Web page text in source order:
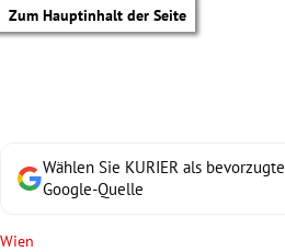
Zum Hauptinhalt der Seite
Wählen Sie KURIER als bevorzugte
Google-Quelle
Wien